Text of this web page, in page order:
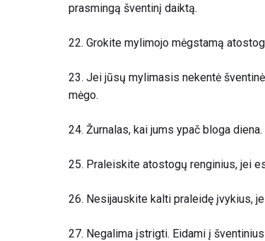
prasmingą šventinį daiktą.
22. Grokite mylimojo mėgstamą
23. Jei jūsų mylimasis nekentė
mėgo.
24. Žurnalas, kai jums ypač bloga diena.
25. Praleiskite atostogų renginius, jei
26. Nesijauskite kalti praleidę įvykius,
27. Negalima įstrigti. Eidami į